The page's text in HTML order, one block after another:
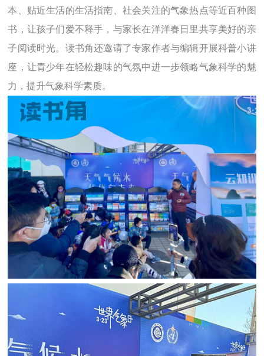
本、贴近生活的生活指南、社会关注的气象热点等近百种图
书，让孩子们爱不释手，与家长在洋洋春日里共享美好的亲
子阅读时光。读书角还邀请了专家作者与编辑开展科普小讲
座，让青少年在轻松趣味的气氛中进一步领略气象科学的魅
力，提升气象科学素质。